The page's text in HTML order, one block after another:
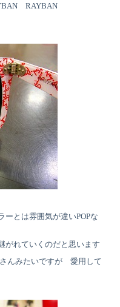
RAYBAN
ーとは雰囲気が違いPOPな
れていくのだと思います
んみたいですが 愛用して